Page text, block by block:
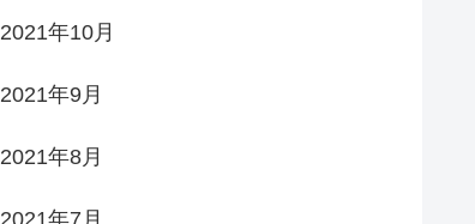
2021年10月
2021年9月
2021年8月
2021年7月